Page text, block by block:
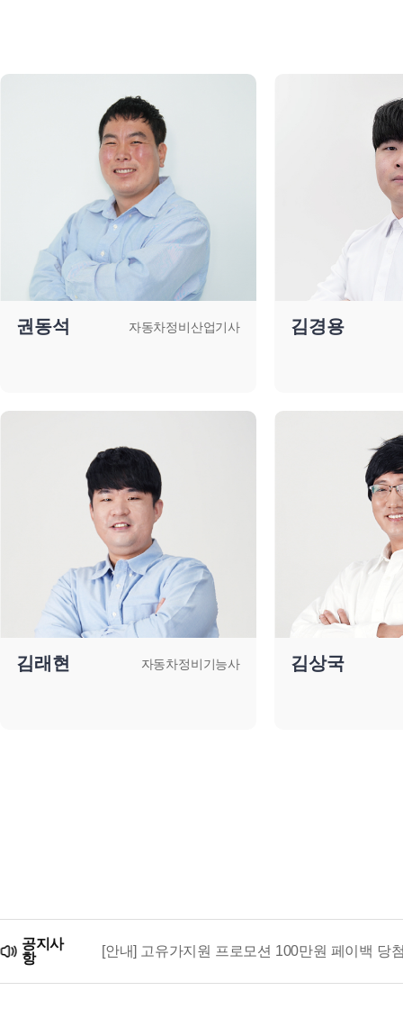
권동석 자동차정비산업기사 김경용
김래현 자동차정비기능사 김상국
공지사
항
[안내] 고유가지원 프로모션 100만원 페이백 당